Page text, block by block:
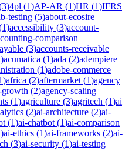
3)4pl (1)AP-AR (1)HR (1)IFRS
testing (5)about-ecosire
1)accessibility (3)account-
comparison
(3)accounts-receivable
)acumatica (1)ada (2)adempiere
(1)adobe-commerce
)africa (2)aftermarket (1)agency
growth (2)agency-scaling
(1)agriculture (3)agritech (1)ai
(2)ai-architecture (2)ai-
(1)ai-chatbot (1)ai-comparison
)ai-ethics (1)ai-frameworks (2)ai-
(3)ai-security (1)ai-testing